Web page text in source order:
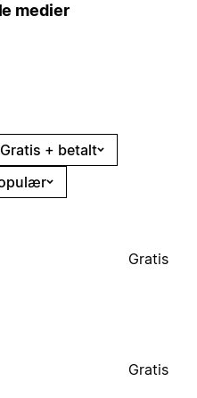
medier
Gratis + betalt
Gratis
Gratis